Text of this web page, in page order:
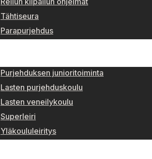
Tähtiseura
Parapurjehdus
Purjehduksen junioritoiminta
Lasten purjehduskoulu
Lasten veneilykoulu
Superleiri
Yläkoululeiritys